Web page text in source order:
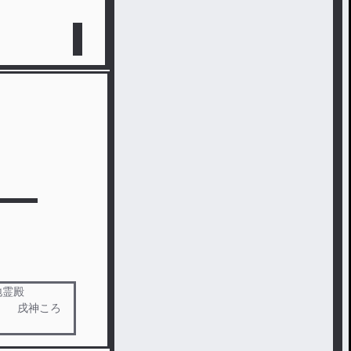
殿
戌神ころ